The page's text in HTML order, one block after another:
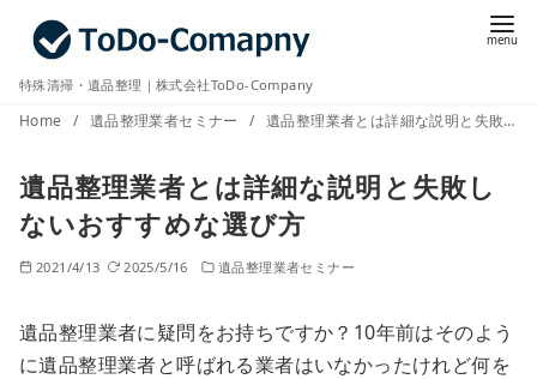
特殊清掃・遺品整理｜株式会社ToDo-Company
Home 遺品整理業者セミナー 遺品整理業者とは詳細な説明と失敗しないおすすめな選び方
遺品整理業者とは詳細な説明と失敗し
ないおすすめな選び方
2021/4/13 2025/5/16 遺品整理業者セミナー
遺品整理業者に疑問をお持ちですか？10年前はそのよう
に遺品整理業者と呼ばれる業者はいなかったけれど何を